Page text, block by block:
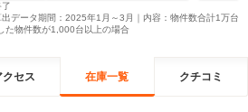
データ期間：2025年1月～3月｜内容：物件数合計1万台
た物件数が1,000台以上の場合
セス 在庫一覧 クチコミ